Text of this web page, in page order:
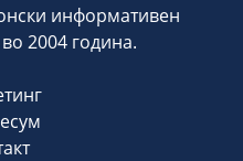
информативен
2004 година.